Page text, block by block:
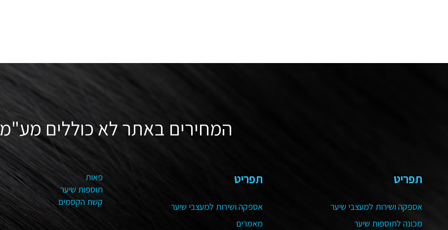
המחירים באתר לא כוללים מע"מ
תפריט
אספקה ושירות למעצבי שיער
מכונה לתוספות שיער
תפריט
אספקה ושירות למעצבי שיער
מאמרים
פאות
תוספות שיער
קשת הקסמים